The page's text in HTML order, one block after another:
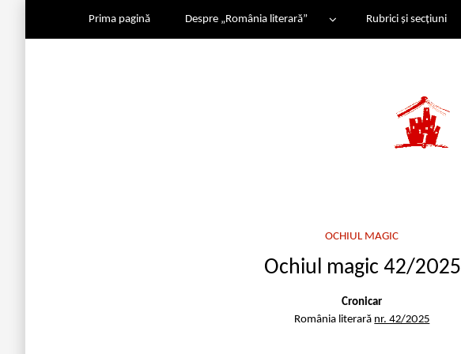
Prima pagină Despre „România literară” Rubrici și secțiuni
OCHIUL MAGIC
Ochiul magic 42/2025
Cronicar
România literară nr. 42/2025